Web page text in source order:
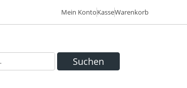
Mein KontoKasseWarenkorb
Suchen